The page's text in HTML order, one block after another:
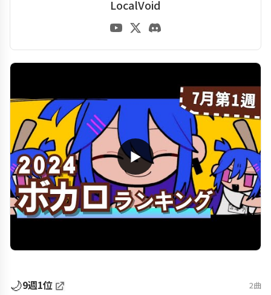
LocalVoid
▶
🌙9週1位 2曲